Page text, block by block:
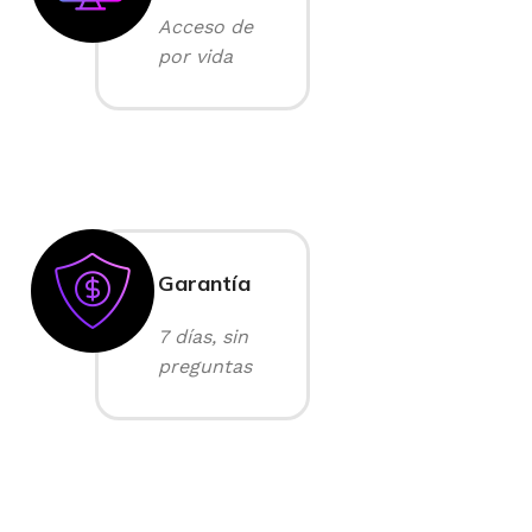
Acceso de
por vida
Garantía
7 días, sin
preguntas